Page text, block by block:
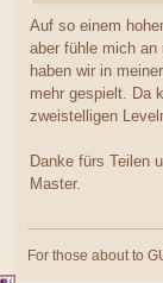
Auf so einem
aber fühle mich an
haben wir in
mehr gespielt. Da
zweistelligen
Danke fürs Teilen
Master.
For those about to